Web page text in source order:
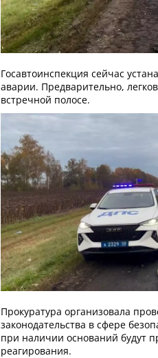
Госавтоинспекция сейчас
аварии. Предварительно,
встречной полосе.
Прокуратура организовала
законодательства в сфере
при наличии оснований будут
реагирования.